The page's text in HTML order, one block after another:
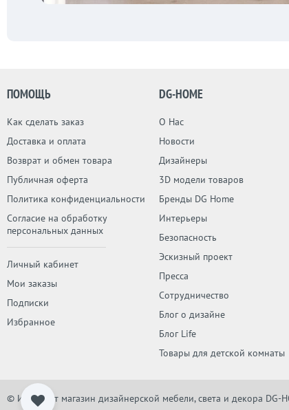
ПОМОЩЬ
Как сделать заказ
Доставка и оплата
Возврат и обмен товара
Публичная оферта
Политика конфиденциальности
Согласие на обработку
персональных данных
Личный кабинет
Мои заказы
Подписки
Избранное
DG-HOME
О Нас
Новости
Дизайнеры
3D модели товаров
Бренды DG Home
Интерьеры
Безопасность
Эскизный проект
Пресса
Сотрудничество
Блог о дизайне
Блог Life
Товары для детской комнаты
© Интернет магазин дизайнерской мебели, света и декора DG-